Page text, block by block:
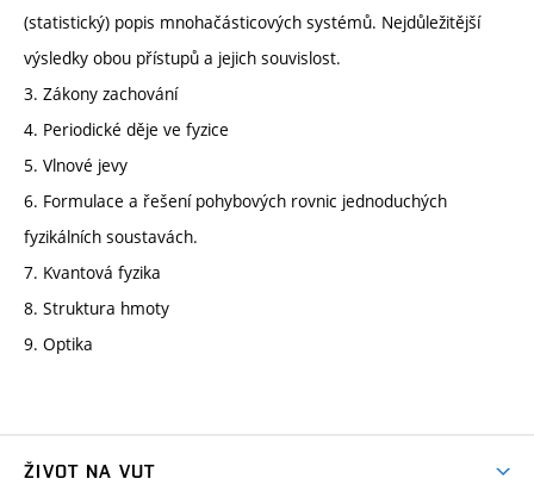
(statistický) popis mnohačásticových systémů. Nejdůležitější
výsledky obou přístupů a jejich souvislost.
3. Zákony zachování
4. Periodické děje ve fyzice
5. Vlnové jevy
6. Formulace a řešení pohybových rovnic jednoduchých
fyzikálních soustavách.
7. Kvantová fyzika
8. Struktura hmoty
9. Optika
ŽIVOT NA VUT